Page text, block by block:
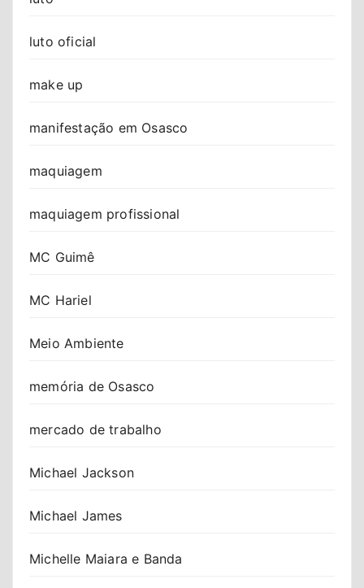
luto oficial
make up
manifestação em Osasco
maquiagem
maquiagem profissional
MC Guimê
MC Hariel
Meio Ambiente
memória de Osasco
mercado de trabalho
Michael Jackson
Michael James
Michelle Maiara e Banda